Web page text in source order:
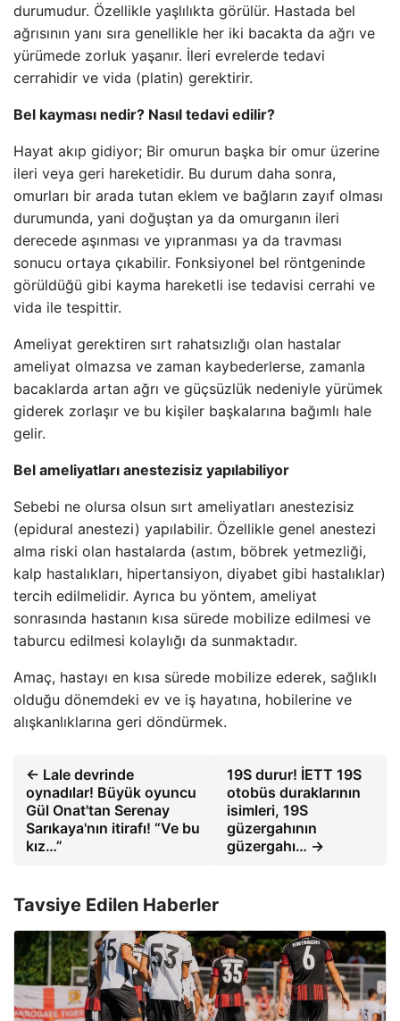
durumudur. Özellikle yaşlılıkta görülür. Hastada bel
ağrısının yanı sıra genellikle her iki bacakta da ağrı ve
yürümede zorluk yaşanır. İleri evrelerde tedavi
cerrahidir ve vida (platin) gerektirir.
Bel kayması nedir? Nasıl tedavi edilir?
Hayat akıp gidiyor; Bir omurun başka bir omur üzerine
ileri veya geri hareketidir. Bu durum daha sonra,
omurları bir arada tutan eklem ve bağların zayıf olması
durumunda, yani doğuştan ya da omurganın ileri
derecede aşınması ve yıpranması ya da travması
sonucu ortaya çıkabilir. Fonksiyonel bel röntgeninde
görüldüğü gibi kayma hareketli ise tedavisi cerrahi ve
vida ile tespittir.
Ameliyat gerektiren sırt rahatsızlığı olan hastalar
ameliyat olmazsa ve zaman kaybederlerse, zamanla
bacaklarda artan ağrı ve güçsüzlük nedeniyle yürümek
giderek zorlaşır ve bu kişiler başkalarına bağımlı hale
gelir.
Bel ameliyatları anestezisiz yapılabiliyor
Sebebi ne olursa olsun sırt ameliyatları anestezisiz
(epidural anestezi) yapılabilir. Özellikle genel anestezi
alma riski olan hastalarda (astım, böbrek yetmezliği,
kalp hastalıkları, hipertansiyon, diyabet gibi hastalıklar)
tercih edilmelidir. Ayrıca bu yöntem, ameliyat
sonrasında hastanın kısa sürede mobilize edilmesi ve
taburcu edilmesi kolaylığı da sunmaktadır.
Amaç, hastayı en kısa sürede mobilize ederek, sağlıklı
olduğu dönemdeki ev ve iş hayatına, hobilerine ve
alışkanlıklarına geri döndürmek.
← Lale devrinde
oynadılar! Büyük oyuncu
Gül Onat'tan Serenay
Sarıkaya'nın itirafı! “Ve bu
kız…”
19S durur! İETT 19S
otobüs duraklarının
isimleri, 19S
güzergahının
güzergahı… →
Tavsiye Edilen Haberler